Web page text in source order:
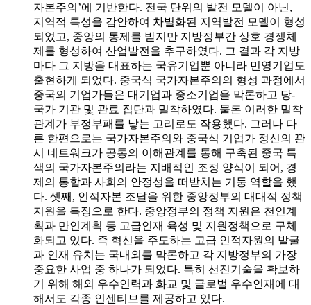
자본주의’에 기반한다. 전국 단위의 발전 모델이 아닌,
지역적 특성을 감안하여 차별화된 지역발전 모델이 형성
되었고, 중앙의 통제를 받지만 지방정부간 상호 경쟁체
제를 형성하여 산업발전을 추구하였다. 그 결과 각 지방
마다 그 지방을 대표하는 국유기업뿐 아니라 민영기업도
출현하게 되었다. 중국식 국가자본주의의 형성 과정에서
중국의 기업가들은 대기업과 중소기업을 막론하고 당-
국가 기관 및 관료 집단과 밀착하였다. 물론 이러한 밀착
관계가 부정부패를 낳는 고리로도 작용했다. 그러나 다
른 한편으로는 국가자본주의와 중국식 기업가 정신의 꽌
시 네트워크가 공통의 이해관계를 통해 구축된 중국 특
색의 국가자본주의라는 지배적인 조정 양식이 되어, 경
제의 통합과 사회의 안정성을 떠받치는 기둥 역할을 했
다. 셋째, 인적자본 조달을 위한 중앙정부의 대대적 정책
지원을 특징으로 한다. 중앙정부의 정책 지원은 천인계
획과 만인계획 등 고급인재 육성 및 지원정책으로 구체
화되고 있다. 즉 혁신을 주도하는 고급 인적자원의 발굴
과 인재 유치는 국내외를 막론하고 각 지방정부의 가장
중요한 사업 중 하나가 되었다. 특히 선진기술을 확보하
기 위해 해외 우수인력과 화교 및 글로벌 우수인재에 대
해서도 각종 인센티브를 제공하고 있다.